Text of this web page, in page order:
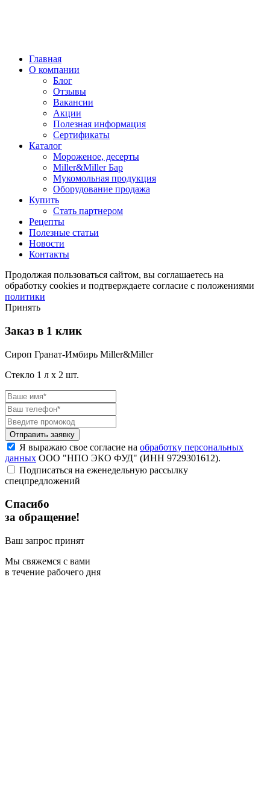
Главная
О компании
Блог
Отзывы
Вакансии
Акции
Полезная информация
Сертификаты
Каталог
Мороженое, десерты
Miller&Miller Бар
Мукомольная продукция
Оборудование продажа
Купить
Стать партнером
Рецепты
Полезные статьи
Новости
Контакты
Продолжая пользоваться сайтом, вы соглашаетесь на
обработку cookies и подтверждаете согласие с положениями
политики
Принять
Заказ в 1 клик
Сироп Гранат-Имбирь Miller&Miller
Стекло 1 л х 2 шт.
Я выражаю свое согласие на обработку персональных
данных ООО "НПО ЭКО ФУД" (ИНН 9729301612).
Подписаться на еженедельную рассылку
спецпредложений
Спасибо
за обращение!
Ваш запрос принят
Мы свяжемся с вами
в течение рабочего дня